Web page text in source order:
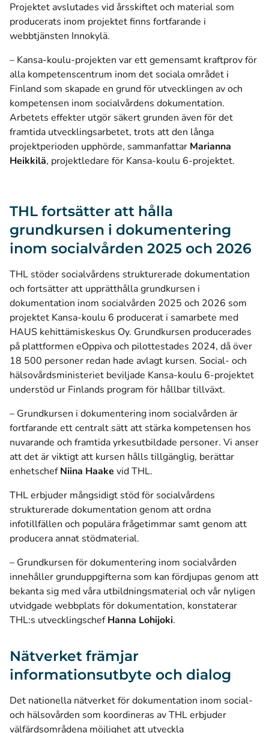
Projektet avslutades vid årsskiftet och material som
producerats inom projektet finns fortfarande i
webbtjänsten Innokylä.
– Kansa-koulu-projekten var ett gemensamt kraftprov för
alla kompetenscentrum inom det sociala området i
Finland som skapade en grund för utvecklingen av och
kompetensen inom socialvårdens dokumentation.
Arbetets effekter utgör säkert grunden även för det
framtida utvecklingsarbetet, trots att den långa
projektperioden upphörde, sammanfattar Marianna
Heikkilä, projektledare för Kansa-koulu 6-projektet.
THL fortsätter att hålla
grundkursen i dokumentering
inom socialvården 2025 och 2026
THL stöder socialvårdens strukturerade dokumentation
och fortsätter att upprätthålla grundkursen i
dokumentation inom socialvården 2025 och 2026 som
projektet Kansa-koulu 6 producerat i samarbete med
HAUS kehittämiskeskus Oy. Grundkursen producerades
på plattformen eOppiva och pilottestades 2024, då över
18 500 personer redan hade avlagt kursen. Social- och
hälsovårdsministeriet beviljade Kansa-koulu 6-projektet
understöd ur Finlands program för hållbar tillväxt.
– Grundkursen i dokumentering inom socialvården är
fortfarande ett centralt sätt att stärka kompetensen hos
nuvarande och framtida yrkesutbildade personer. Vi anser
att det är viktigt att kursen hålls tillgänglig, berättar
enhetschefNiina Haake vid THL.
THL erbjuder mångsidigt stöd för socialvårdens
strukturerade dokumentation genom att ordna
infotillfällen och populära frågetimmar samt genom att
producera annat stödmaterial.
– Grundkursen för dokumentering inom socialvården
innehåller grunduppgifterna som kan fördjupas genom att
bekanta sig med våra utbildningsmaterial och vår nyligen
utvidgade webbplats för dokumentation, konstaterar
THL:s utvecklingschefHanna Lohijoki.
Nätverket främjar
informationsutbyte och dialog
Det nationella nätverket för dokumentation inom social-
och hälsovården som koordineras av THL erbjuder
välfärdsområdena möjlighet att utveckla